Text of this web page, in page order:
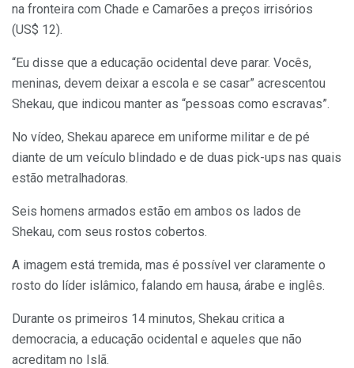
na fronteira com Chade e Camarões a preços irrisórios
(US$ 12).
“Eu disse que a educação ocidental deve parar. Vocês,
meninas, devem deixar a escola e se casar” acrescentou
Shekau, que indicou manter as “pessoas como escravas”.
No vídeo, Shekau aparece em uniforme militar e de pé
diante de um veículo blindado e de duas pick-ups nas quais
estão metralhadoras.
Seis homens armados estão em ambos os lados de
Shekau, com seus rostos cobertos.
A imagem está tremida, mas é possível ver claramente o
rosto do líder islâmico, falando em hausa, árabe e inglês.
Durante os primeiros 14 minutos, Shekau critica a
democracia, a educação ocidental e aqueles que não
acreditam no Islã.